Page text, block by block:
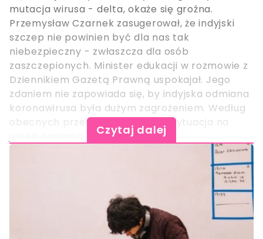
mutacja wirusa - delta, okaże się groźna.
Przemysław Czarnek zasugerował, że indyjski
szczep nie powinien być dla nas tak
niebezpieczny - zwłaszcza dla osób
zaszczepionych. Minister edukacji w rozmowie z
Dziennikiem Gazetą Prawną uspokajał. Jego
zdaniem nie zapowiada się, by indyjska odmiana
koronawirusa była dużym zagrożeniem. Według
obecnych przewidywań resortu sytuacja na
jesień powinna być stabilna.
Czytaj dalej